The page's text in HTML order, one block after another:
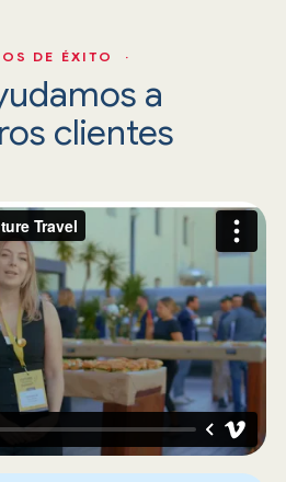
DE ÉXITO ·
a
clientes